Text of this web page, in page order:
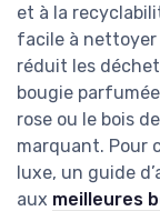
et à la
facile à nettoyer
réduit les
bougie
rose ou le bois
marquant. Pour
luxe, un guide
aux meilleures